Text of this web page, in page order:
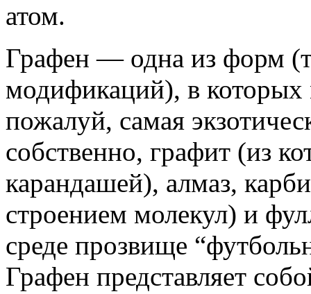
атом.
Графен — одна из форм
модификаций), в которых
пожалуй, самая
собственно, графит (из
карандашей), алмаз,
строением молекул) и
среде прозвище
Графен представляет